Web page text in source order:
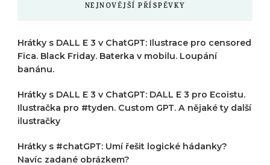
NEJNOVĚJŠÍ PŘÍSPĚVKY
Hrátky s DALL E 3 v ChatGPT: Ilustrace pro censored
Fica. Black Friday. Baterka v mobilu. Loupání
banánu.
Hrátky s DALL E 3 v ChatGPT: DALL E 3 pro Ecoistu.
Ilustračka pro #tyden. Custom GPT. A nějaké ty další
ilustračky
Hrátky s #chatGPT: Umí řešit logické hádanky?
Navíc zadané obrázkem?